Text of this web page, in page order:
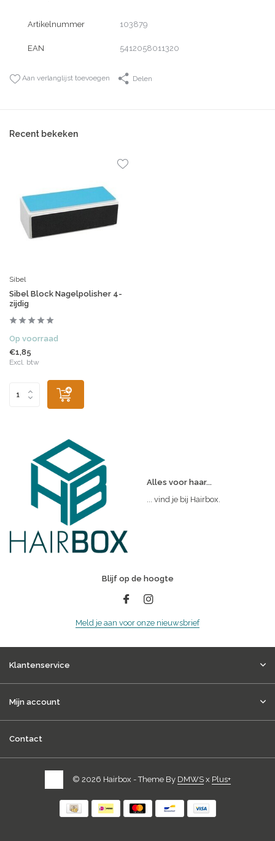
Artikelnummer 103879
EAN 5412058011320
Aan verlanglijst toevoegen Delen
Recent bekeken
Sibel
Sibel Block Nagelpolisher 4-
zijdig
Op voorraad
€1,85
Excl. btw
Alles voor haar...
... vind je bij Hairbox.
Blijf op de hoogte
Meld je aan voor onze nieuwsbrief
Klantenservice
Mijn account
Contact
© 2026 Hairbox - Theme By DMWSx Plus+